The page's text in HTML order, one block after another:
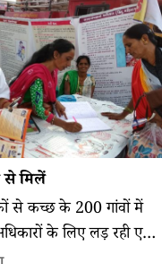
से मिलें
से कच्छ के 200 गांवों में
के लिए लड़ रही एक